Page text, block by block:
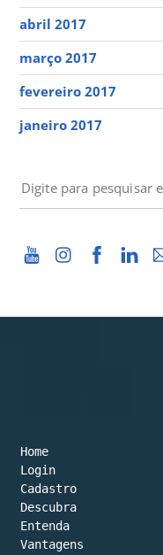
abril 2017
março 2017
fevereiro 2017
janeiro 2017
PESQUISAR
Home
Login
Cadastro
Descubra
Entenda
Vantagens